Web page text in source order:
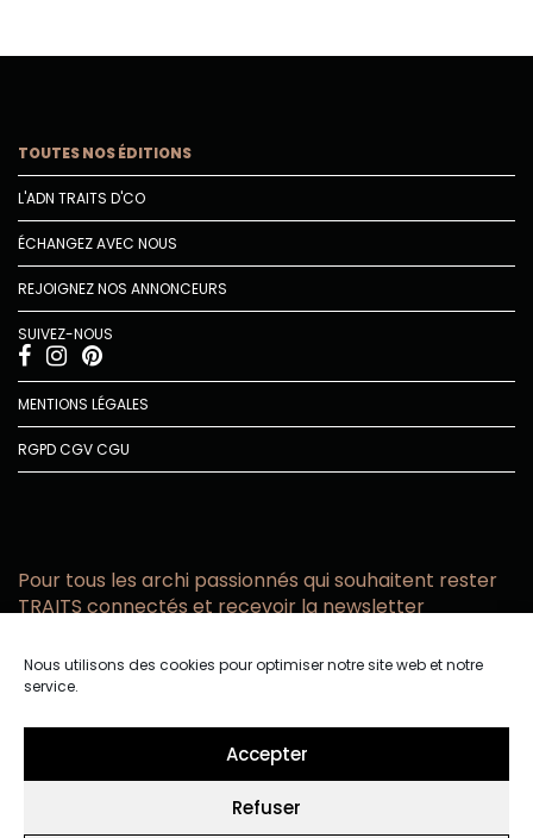
Nous utilisons des cookies pour optimiser notre site web et notre
service.
Accepter
Refuser
TOUTES NOS ÉDITIONS
L'ADN TRAITS D'CO
ÉCHANGEZ AVEC NOUS
REJOIGNEZ NOS ANNONCEURS
SUIVEZ-NOUS
MENTIONS LÉGALES
RGPDCGVCGU
Pour tous les archi passionnés qui souhaitent rester
TRAITS connectés et recevoir la newsletter
email
confidentialité.